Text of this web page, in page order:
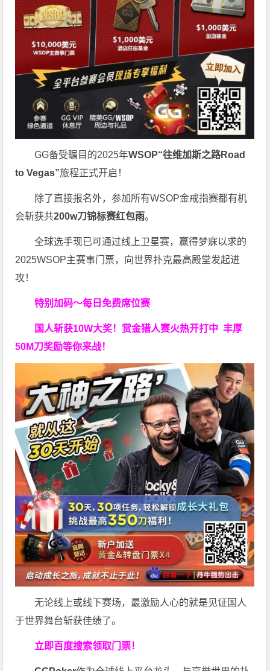
GG备受瞩目的2025年WSOP“往维加斯之路Road
to Vegas”旅程正式开启！
除了直接报名外，参加所有WSOP金戒指赛都有机
会斩获共200w刀锦标赛红包雨。
全球选手现已可通过线上卫星赛，赢得梦寐以求的
2025WSOP主赛事门票，向世界扑克最高殿堂发起进
攻！
特别加码～每日免费席位赛
国人斩获10W大奖！ 赏金猎人赛火热开打中 丰厚
50M刀奖励等你来战！
无论线上或线下赛场，最激励人心的就是见证国人
于世界舞台斩获佳绩了。
立即百度搜索领取门票！